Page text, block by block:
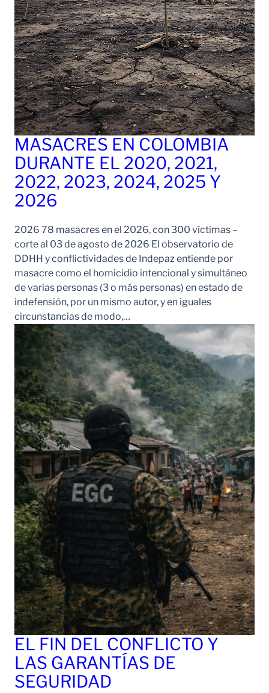
MASACRES EN COLOMBIA
DURANTE EL 2020, 2021,
2022, 2023, 2024, 2025 Y
2026
2026 78 masacres en el 2026, con 300 víctimas –
corte al 03 de agosto de 2026 El observatorio de
DDHH y conflictividades de Indepaz entiende por
masacre como el homicidio intencional y simultáneo
de varias personas (3 o más personas) en estado de
indefensión, por un mismo autor, y en iguales
circunstancias de modo,…
EL FIN DEL CONFLICTO Y
LAS GARANTÍAS DE
SEGURIDAD